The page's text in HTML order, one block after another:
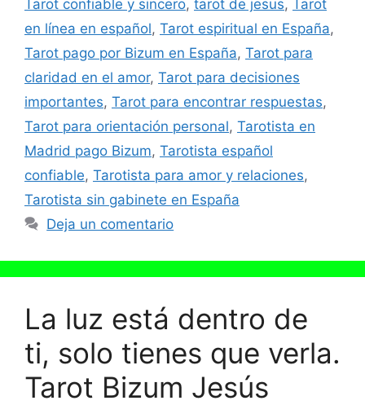
Tarot confiable y sincero, tarot de jesus,
Tarot
en línea en español, Tarot espiritual en España,
Tarot pago por Bizum en España, Tarot para
claridad en el amor, Tarot para decisiones
importantes, Tarot para encontrar respuestas,
Tarot para orientación personal, Tarotista en
Madrid pago Bizum, Tarotista español
confiable, Tarotista para amor y relaciones,
Tarotista sin gabinete en España
Deja un comentario
La luz está dentro de
ti, solo tienes que verla.
Tarot Bizum Jesús